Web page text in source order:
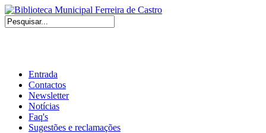
Entrada
Contactos
Newsletter
Notícias
Faq's
Sugestões e reclamações